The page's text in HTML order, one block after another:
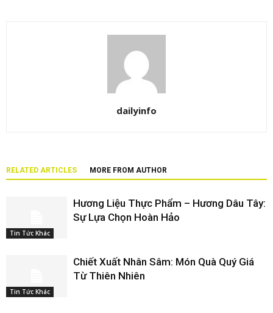
dailyinfo
RELATED ARTICLES MORE FROM AUTHOR
Tin Tức Khác
Hương Liệu Thực Phẩm – Hương Dâu Tây:
Sự Lựa Chọn Hoàn Hảo
Tin Tức Khác
Chiết Xuất Nhân Sâm: Món Quà Quý Giá
Từ Thiên Nhiên